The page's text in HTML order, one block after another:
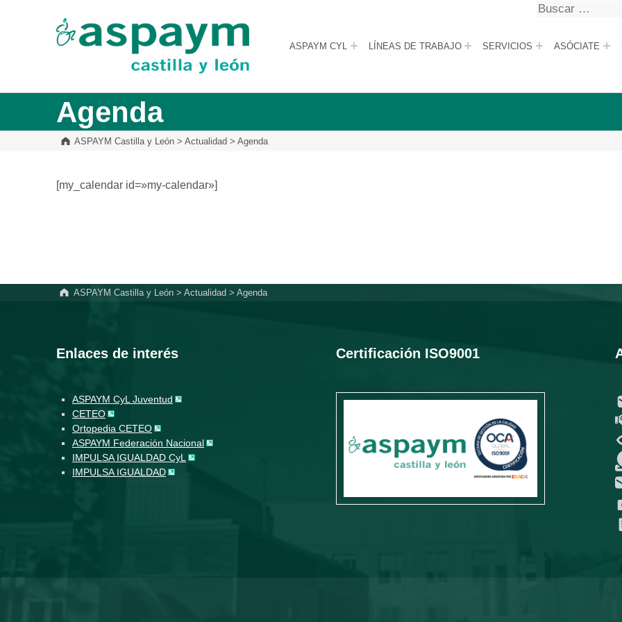
ASPAYM Castilla y León
ASPAYM CYL LÍNEAS DE TRABAJO SERVICIOS ASÓCIATE
Buscar
Agenda
ASPAYM Castilla y León >Actualidad >Agenda
[my_calendar id=»my-calendar»]
ASPAYM Castilla y León> Actualidad > Agenda
Enlaces de interés
ASPAYM CyL Juventud
CETEO
Ortopedia CETEO
ASPAYM Federación Nacional
IMPULSA IGUALDAD CyL
IMPULSA IGUALDAD
Certificación ISO9001